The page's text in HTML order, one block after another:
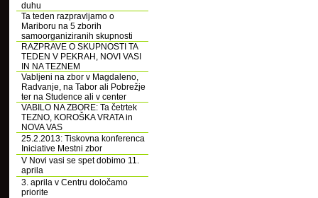
duhu
Ta teden razpravljamo o
Mariboru na 5 zborih
samoorganiziranih skupnosti
RAZPRAVE O SKUPNOSTI TA
TEDEN V PEKRAH, NOVI VASI
IN NA TEZNEM
Vabljeni na zbor v Magdaleno,
Radvanje, na Tabor ali Pobrežje
ter na Studence ali v center
VABILO NA ZBORE: Ta četrtek
TEZNO, KOROŠKA VRATA in
NOVA VAS
25.2.2013: Tiskovna konferenca
Iniciative Mestni zbor
V Novi vasi se spet dobimo 11.
aprila
3. aprila v Centru določamo
priorite